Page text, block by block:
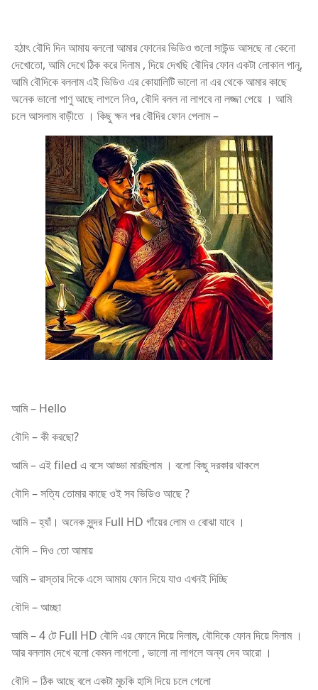
হঠাৎ বৌদি দিন আমায় বললো আমার ফোনের ভিডিও গুলো সাউন্ড আসছে না কেনো
দেখোতো, আমি দেখে ঠিক করে দিলাম , দিয়ে দেখছি বৌদির ফোন একটা লোকাল পানূ,
আমি বৌদিকে বললাম এই ভিডিও এর কোয়ালিটি ভালো না এর থেকে আমার কাছে
অনেক ভালো পাণু আছে লাগলে নিও, বৌদি বলল না লাগবে না লজ্জা পেয়ে । আমি
চলে আসলাম বাড়ীতে । কিছু ক্ষন পর বৌদির ফোন পেলাম –
আমি – Hello
বৌদি – কী করছো?
আমি – এই filed এ বসে আড্ডা মারছিলাম । বলো কিছু দরকার থাকলে
বৌদি – সত্যি তোমার কাছে ওই সব ভিডিও আছে ?
আমি – হ্যাঁ। অনেক সুন্দর Full HD গাঁয়ের লোম ও বোঝা যাবে ।
বৌদি – দিও তো আমায়
আমি – রাস্তার দিকে এসে আমায় ফোন দিয়ে যাও এখনই দিচ্ছি
বৌদি – আচ্ছা
আমি – 4 টে Full HD বৌদি এর ফোনে দিয়ে দিলাম, বৌদিকে ফোন দিয়ে দিলাম ।
আর বললাম দেখে বলো কেমন লাগলো , ভালো না লাগলে অন্য দেব আরো ।
বৌদি – ঠিক আছে বলে একটা মুচকি হাসি দিয়ে চলে গেলো